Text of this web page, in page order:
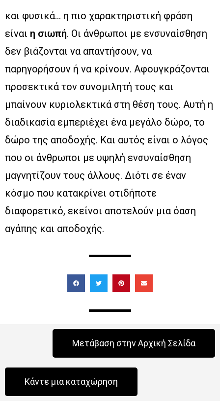
και φυσικά… η πιο χαρακτηριστική φράση
είναι η σιωπή. Οι άνθρωποι με ενσυναίσθηση
δεν βιάζονται να απαντήσουν, να
παρηγορήσουν ή να κρίνουν. Αφουγκράζονται
προσεκτικά τον συνομιλητή τους και
μπαίνουν κυριολεκτικά στη θέση τους. Αυτή η
διαδικασία εμπεριέχει ένα μεγάλο δώρο, το
δώρο της αποδοχής. Και αυτός είναι ο λόγος
που οι άνθρωποι με υψηλή ενσυναίσθηση
μαγνητίζουν τους άλλους. Διότι σε έναν
κόσμο που κατακρίνει οτιδήποτε
διαφορετικό, εκείνοι αποτελούν μια όαση
αγάπης και αποδοχής.
Μετάβαση στην Αρχική Σελίδα
Κάντε μια καταχώρηση